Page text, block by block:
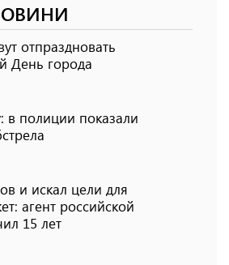
отпраздновать
День города
полиции показали
и искал цели для
агент российской
15 лет